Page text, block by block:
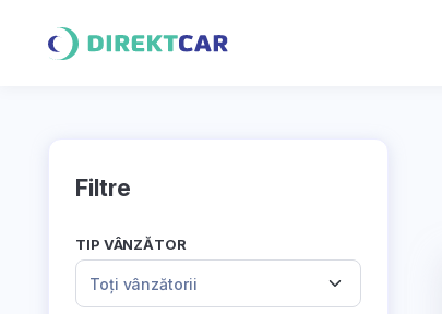
Filtre
TIP VÂNZĂTOR
Toți vânzătorii